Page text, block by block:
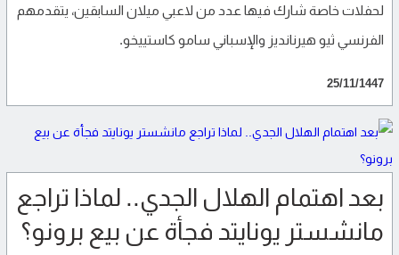
لحفلات خاصة شارك فيها عدد من لاعبي ميلان السابقين، يتقدمهم
الفرنسي ثيو هيرنانديز والإسباني سامو كاستييخو.
25/11/1447
بعد اهتمام الهلال الجدي.. لماذا تراجع
مانشستر يونايتد فجأة عن بيع برونو؟